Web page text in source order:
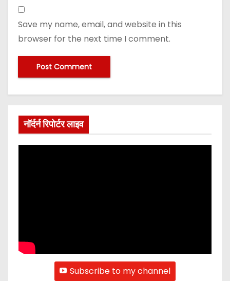
Save my name, email, and website in this
browser for the next time I comment.
नॉर्दर्न रिपोर्टर लाइव
Subscribe to my channel